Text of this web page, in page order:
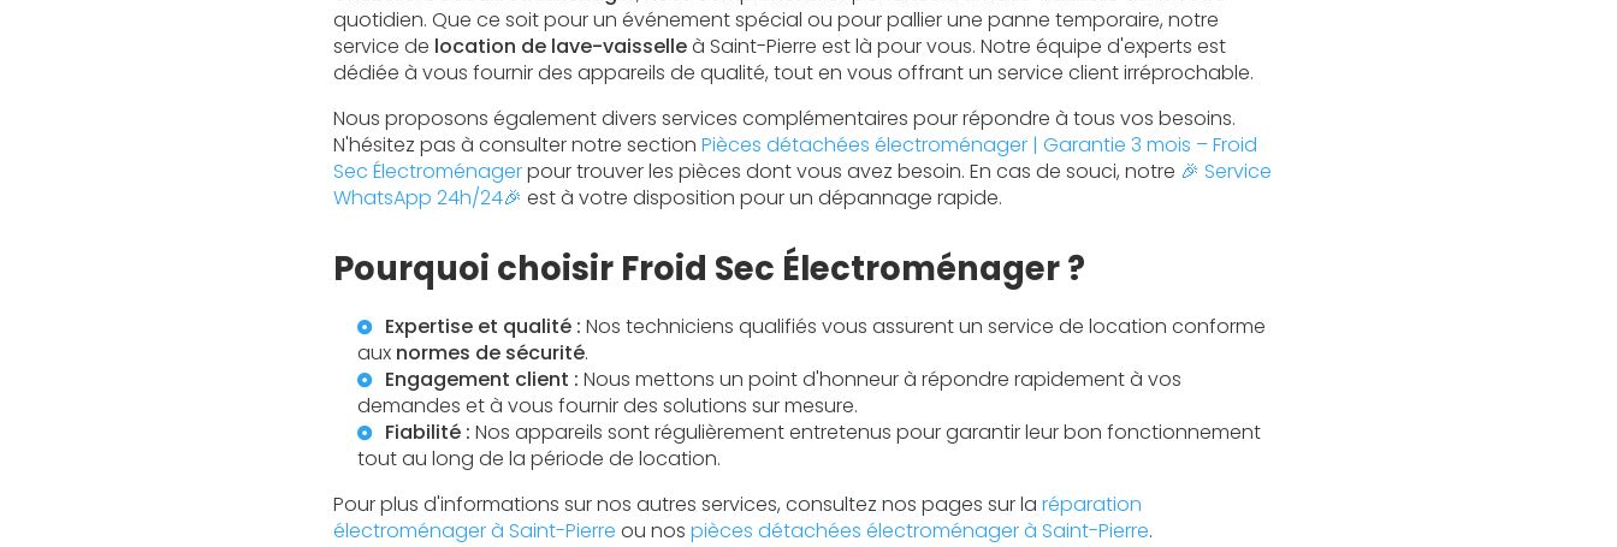
quotidien. Que ce soit pour un événement spécial ou pour pallier une panne temporaire, notre
service de location de lave-vaisselleà Saint-Pierre est là pour vous. Notre équipe d'experts est
dédiée à vous fournir des appareils de qualité, tout en vous offrant un service client irréprochable.
Nous proposons également divers services complémentaires pour répondre à tous vos besoins.
N'hésitez pas à consulter notre section Pièces détachées électroménager | Garantie 3 mois – Froid
Sec Électroménagerpour trouver les pièces dont vous avez besoin. En cas de souci, notre 🎉 Service
WhatsApp 24h/24🎉 est à votre disposition pour un dépannage rapide.
Pourquoi choisir Froid Sec Électroménager ?
Expertise et qualité : Nos techniciens qualifiés vous assurent un service de location conforme
aux normes de sécurité.
Engagement client : Nous mettons un point d'honneur à répondre rapidement à vos
demandes et à vous fournir des solutions sur mesure.
Fiabilité : Nos appareils sont régulièrement entretenus pour garantir leur bon fonctionnement
tout au long de la période de location.
Pour plus d'informations sur nos autres services, consultez nos pages sur la réparation
électroménager à Saint-Pierre ou nos pièces détachées électroménager à Saint-Pierre.